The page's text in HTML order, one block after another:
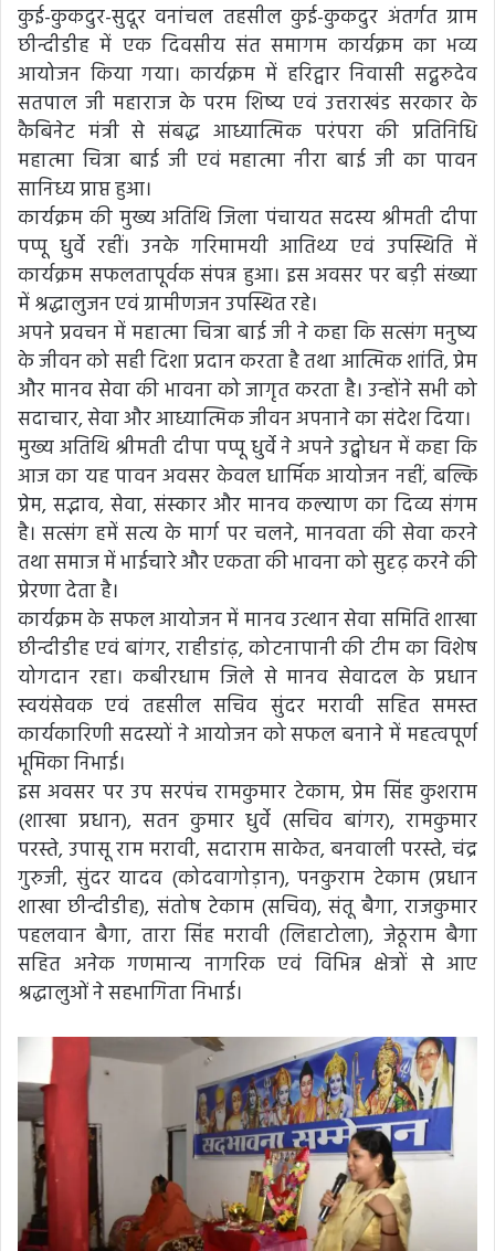
कुई-कुकदुर-सुदूर वनांचल तहसील कुई-कुकदुर अंतर्गत ग्राम
छीन्दीडीह में एक दिवसीय संत समागम कार्यक्रम का भव्य
आयोजन किया गया। कार्यक्रम में हरिद्वार निवासी सद्गुरुदेव
सतपाल जी महाराज के परम शिष्य एवं उत्तराखंड सरकार के
कैबिनेट मंत्री से संबद्ध आध्यात्मिक परंपरा की प्रतिनिधि
महात्मा चित्रा बाई जी एवं महात्मा नीरा बाई जी का पावन
सानिध्य प्राप्त हुआ।
कार्यक्रम की मुख्य अतिथि जिला पंचायत सदस्य श्रीमती दीपा
पप्पू धुर्वे रहीं। उनके गरिमामयी आतिथ्य एवं उपस्थिति में
कार्यक्रम सफलतापूर्वक संपन्न हुआ। इस अवसर पर बड़ी संख्या
में श्रद्धालुजन एवं ग्रामीणजन उपस्थित रहे।
अपने प्रवचन में महात्मा चित्रा बाई जी ने कहा कि सत्संग मनुष्य
के जीवन को सही दिशा प्रदान करता है तथा आत्मिक शांति, प्रेम
और मानव सेवा की भावना को जागृत करता है। उन्होंने सभी को
सदाचार, सेवा और आध्यात्मिक जीवन अपनाने का संदेश दिया।
मुख्य अतिथि श्रीमती दीपा पप्पू धुर्वे ने अपने उद्बोधन में कहा कि
आज का यह पावन अवसर केवल धार्मिक आयोजन नहीं, बल्कि
प्रेम, सद्भाव, सेवा, संस्कार और मानव कल्याण का दिव्य संगम
है। सत्संग हमें सत्य के मार्ग पर चलने, मानवता की सेवा करने
तथा समाज में भाईचारे और एकता की भावना को सुदृढ़ करने की
प्रेरणा देता है।
कार्यक्रम के सफल आयोजन में मानव उत्थान सेवा समिति शाखा
छीन्दीडीह एवं बांगर, राहीडांढ़, कोटनापानी की टीम का विशेष
योगदान रहा। कबीरधाम जिले से मानव सेवादल के प्रधान
स्वयंसेवक एवं तहसील सचिव सुंदर मरावी सहित समस्त
कार्यकारिणी सदस्यों ने आयोजन को सफल बनाने में महत्वपूर्ण
भूमिका निभाई।
इस अवसर पर उप सरपंच रामकुमार टेकाम, प्रेम सिंह कुशराम
(शाखा प्रधान), सतन कुमार धुर्वे (सचिव बांगर), रामकुमार
परस्ते, उपासू राम मरावी, सदाराम साकेत, बनवाली परस्ते, चंद्र
गुरुजी, सुंदर यादव (कोदवागोड़ान), पनकुराम टेकाम (प्रधान
शाखा छीन्दीडीह), संतोष टेकाम (सचिव), संतू बैगा, राजकुमार
पहलवान बैगा, तारा सिंह मरावी (लिहाटोला), जेठूराम बैगा
सहित अनेक गणमान्य नागरिक एवं विभिन्न क्षेत्रों से आए
श्रद्धालुओं ने सहभागिता निभाई।